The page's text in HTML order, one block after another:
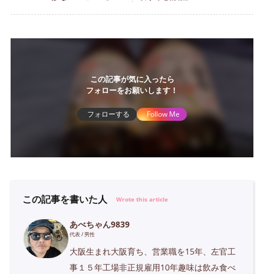
この記事が気に入ったら
フォローをお願いします！
フォローする Follow Me
この記事を書いた人 Wrote this article
あべちゃん9839
代表 / 男性
大阪生まれ大阪育ち、営業職を15年、左官工
事１５年工場非正規雇用10年趣味は飲み食べ